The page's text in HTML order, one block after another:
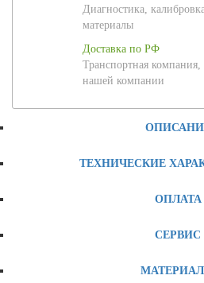
Диагностика,
материалы
Доставка по РФ
Транспортная
нашей компании
ТЕХНИЧЕСКИЕ
ОПЛАТА
СЕРВИС